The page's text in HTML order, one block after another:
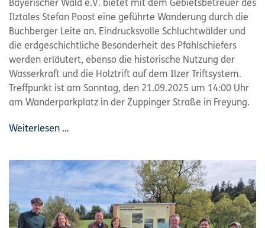
Bayerischer Wald e.V. bietet mit dem Gebietsbetreuer des
Ilztales Stefan Poost eine geführte Wanderung durch die
Buchberger Leite an. Eindrucksvolle Schluchtwälder und
die erdgeschichtliche Besonderheit des Pfahlschiefers
werden erläutert, ebenso die historische Nutzung der
Wasserkraft und die Holztrift auf dem Ilzer Triftsystem.
Treffpunkt ist am Sonntag, den 21.09.2025 um 14:00 Uhr
am Wanderparkplatz in der Zuppinger Straße in Freyung.
Weiterlesen …